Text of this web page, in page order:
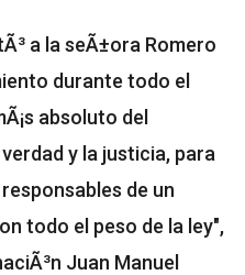
a la seÃ±ora Romero
durante todo el
absoluto del
y la justicia, para
de un
todo el peso de la ley",
Juan Manuel